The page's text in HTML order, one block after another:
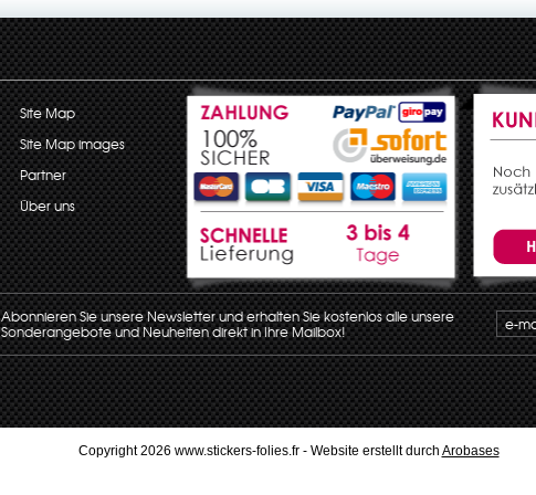
Site Map
Site Map images
Partner
Über uns
Abonnieren Sie unsere Newsletter und erhalten Sie kostenlos alle unsere
Sonderangebote und Neuheiten direkt in Ihre Mailbox!
Copyright 2026 www.stickers-folies.fr - Website erstellt durch Arobases